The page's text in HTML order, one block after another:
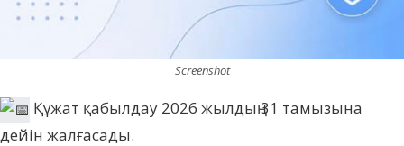
Screenshot
Құжат қабылдау 2026 жылдың 31 тамызына
дейін жалғасады.